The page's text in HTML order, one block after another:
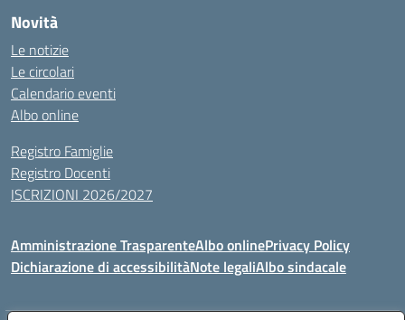
Novità
Le notizie
Le circolari
Calendario eventi
Albo online
Registro Famiglie
Registro Docenti
ISCRIZIONI 2026/2027
Amministrazione TrasparenteAlbo onlinePrivacy Policy
Dichiarazione di accessibilitàNote legaliAlbo sindacale